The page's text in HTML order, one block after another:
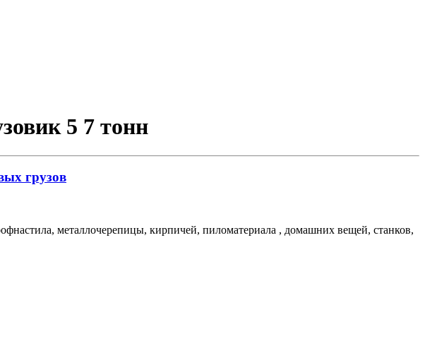
5 7 тонн
грузов
металлочерепицы, кирпичей, пиломатериала , домашних вещей, станков,